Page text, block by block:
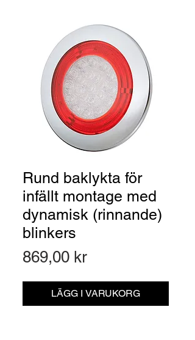
Rund baklykta för
infällt montage med
dynamisk (rinnande)
blinkers
869,00 krPris
LÄGG I VARUKORG